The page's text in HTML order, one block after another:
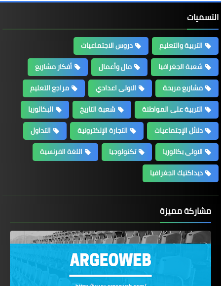
التسميات
التربية والتعليم
دروس الاجتماعيات
شعبة الجغرافيا
مال وأعمال
أفكار مشاريع
مشاريع مربحة
الاولى اعدادي
مراجع التعليم
التربية على المواطنة
شعبة التاريخ
البكالوريا
دلائل الإجتماعيات
التجارة الإلكترونية
التداول
الاولى بكالوريا
تكنولوجيا
اللغة الفرنسية
ديداكتيك الجغرافيا
مشاركة مميزة